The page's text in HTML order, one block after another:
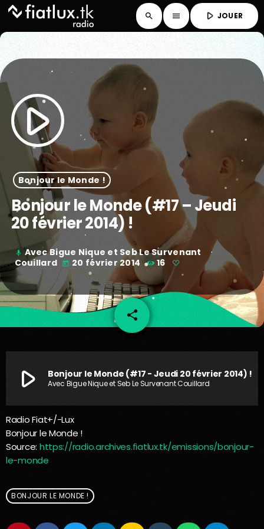
search menu play_arrow JOUER
play_arrow
Bonjour le Monde !
Bonjour le Monde (#17 – Jeudi
20 février 2014) !
mic Avec Bigue Nique et Seb Le Survenant
Couillard
today 20 février 2014 16
share
email
play_arrow Bonjour le Monde (#17 - Jeudi 20 février 2014) !
Avec Bigue Nique et Seb Le Survenant Couillard
Radio Fiat+/-Lux
Bonjour le Monde !
Source: https://radio.archives.fiatlux.tk/emissions/bonjour-
le-monde
BONJOUR LE MONDE !